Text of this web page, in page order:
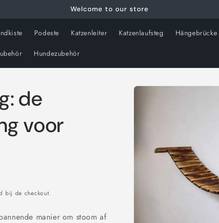
Welcome to our store
Podeste Katzenleiter Katzenlaufsteg Hängebrücke
Hundezubehör
Ga direct naar
de
voor
bij de checkout.
manier om stoom af